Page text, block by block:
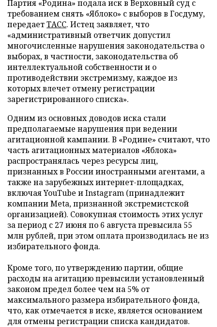
Партия «Родина» подала иск в Верховный суд с
требованием снять «Яблоко» с выборов в Госдуму,
передаетТАСС. Истец заявляет, что
«административный ответчик допустил
многочисленные нарушения законодательства о
выборах, в частности, законодательства об
интеллектуальной собственности и о
противодействии экстремизму, каждое из
которых влечет отмену регистрации
зарегистрированного списка».
Одним из основных доводов иска стали
предполагаемые нарушения при ведении
агитационной кампании. В «Родине» считают, что
часть агитационных материалов «Яблока»
распространялась через ресурсы лиц,
признанных в России иностранными агентами, а
также на зарубежных интернет-площадках,
включая YouTube и Instagram (принадлежит
компании Meta, признанной экстремистской
организацией). Совокупная стоимость этих услуг
за период с 27 июня по 6 августа превысила 55
млн рублей, при этом оплата производилась не из
избирательного фонда.
Кроме того, по утверждению партии, общие
расходы на агитацию превысили установленный
законом предел более чем на 5% от
максимального размера избирательного фонда,
что, как отмечается в иске, является основанием
для отмены регистрации списка кандидатов.